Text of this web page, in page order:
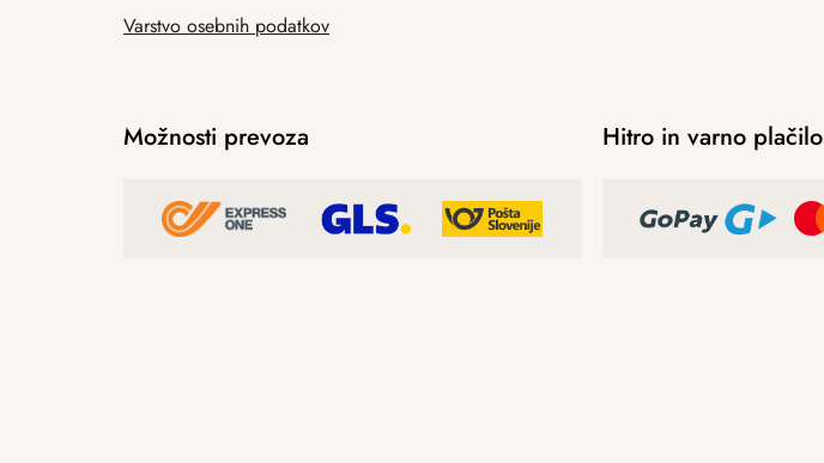
Varstvo osebnih podatkov
Možnosti prevoza Hitro in varno plačilo